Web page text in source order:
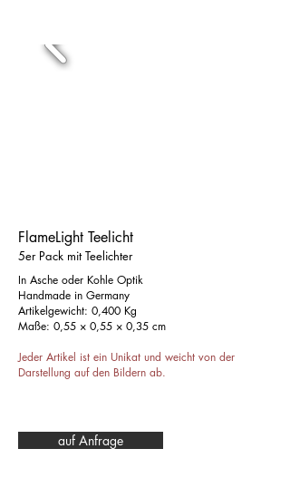
FlameLight Teelicht
5er Pack mit Teelichter
In Asche oder Kohle Optik
Handmade in Germany
Artikelgewicht: 0,400 Kg
Maße: 0,55 × 0,55 × 0,35 cm
Jeder Artikel ist ein Unikat und weicht von der
Darstellung auf den Bildern ab.
auf Anfrage